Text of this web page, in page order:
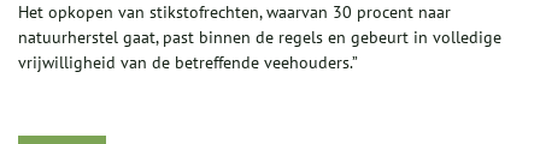
Het opkopen van stikstofrechten, waarvan 30 procent naar
natuurherstel gaat, past binnen de regels en gebeurt in volledige
vrijwilligheid van de betreffende veehouders.”